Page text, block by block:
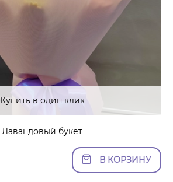
Купить в один клик
Лавандовый букет
В КОРЗИНУ